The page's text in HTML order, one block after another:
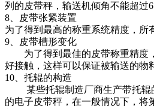
列的皮带秤，输送机倾角不能超过6
8、皮带张紧装置
为了得到最高的称重系统精度，所
9、皮带槽形变化
为了得到最佳的皮带称重精度，
好接触，这样可以保证被输送的物
10、托辊的构造
某些托辊制造厂商生产带托辊的
的电子皮带秤，在一般情况下，